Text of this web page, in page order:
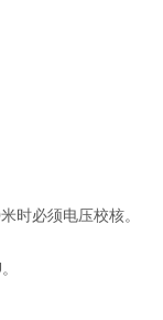
时必须电压校核。